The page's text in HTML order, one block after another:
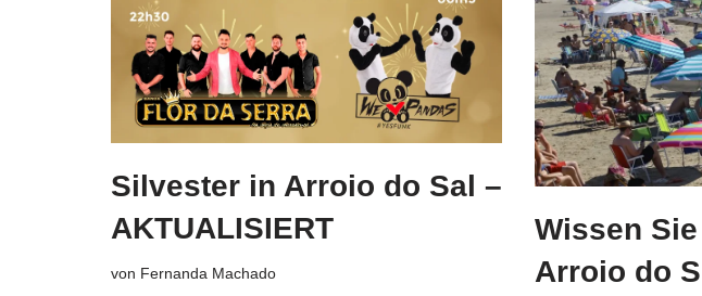
Silvester in Arroio do Sal –
AKTUALISIERT
von Fernanda Machado
Wissen
Arroio do